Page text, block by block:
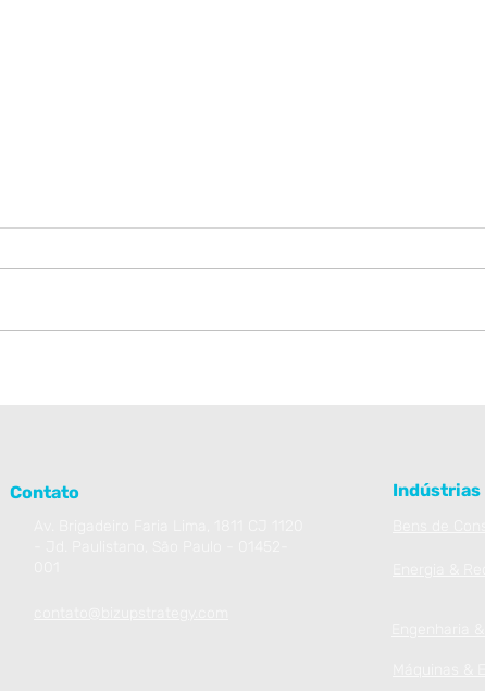
Contato Indústrias